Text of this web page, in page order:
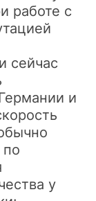
работе с
сейчас
и
у